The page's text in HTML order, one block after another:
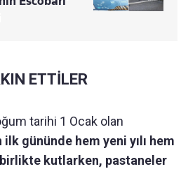
ETTİLER
tarihi 1 Ocak olan
ilk gününde hem yeni yılı hem
kutlarken, pastaneler